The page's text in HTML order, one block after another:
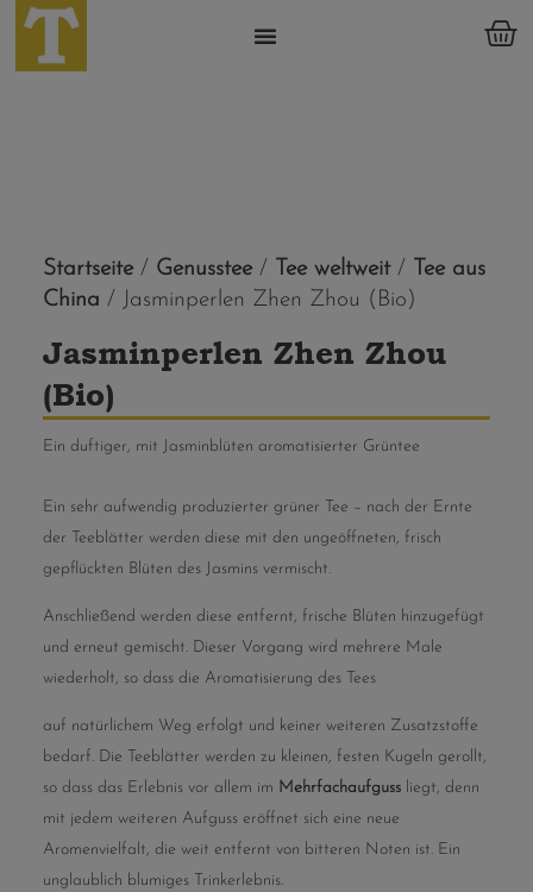
Startseite/ Genusstee/ Tee weltweit/
Tee aus
China / Jasminperlen Zhen Zhou (Bio)
Jasminperlen Zhen Zhou
(Bio)
Ein duftiger, mit Jasminblüten aromatisierter Grüntee
Ein sehr aufwendig produzierter grüner Tee – nach der Ernte
der Teeblätter werden diese mit den ungeöffneten, frisch
gepflückten Blüten des Jasmins vermischt.
Anschließend werden diese entfernt, frische Blüten hinzugefügt
und erneut gemischt. Dieser Vorgang wird mehrere Male
wiederholt, so dass die Aromatisierung des Tees
auf natürlichem Weg erfolgt und keiner weiteren Zusatzstoffe
bedarf. Die Teeblätter werden zu kleinen, festen Kugeln gerollt,
so dass das Erlebnis vor allem im Mehrfachaufgussliegt, denn
mit jedem weiteren Aufguss eröffnet sich eine neue
Aromenvielfalt, die weit entfernt von bitteren Noten ist. Ein
unglaublich blumiges Trinkerlebnis.